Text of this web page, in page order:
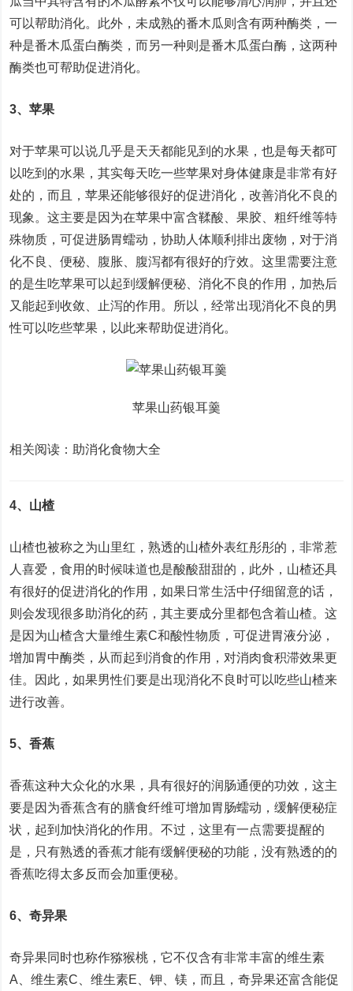
可以帮助消化。此外，未成熟的番木瓜则含有两种酶类，一
种是番木瓜蛋白酶类，而另一种则是番木瓜蛋白酶，这两种
酶类也可帮助促进消化。
3、苹果
对于苹果可以说几乎是天天都能见到的水果，也是每天都可
以吃到的水果，其实每天吃一些苹果对身体健康是非常有好
处的，而且，苹果还能够很好的促进消化，改善消化不良的
现象。这主要是因为在苹果中富含鞣酸、果胶、粗纤维等特
殊物质，可促进肠胃蠕动，协助人体顺利排出废物，对于消
化不良、便秘、腹胀、腹泻都有很好的疗效。这里需要注意
的是生吃苹果可以起到缓解便秘、消化不良的作用，加热后
又能起到收敛、止泻的作用。所以，经常出现消化不良的男
性可以吃些苹果，以此来帮助促进消化。
苹果山药银耳羹
相关阅读：助消化食物大全
4、山楂
山楂也被称之为山里红，熟透的山楂外表红彤彤的，非常惹
人喜爱，食用的时候味道也是酸酸甜甜的，此外，山楂还具
有很好的促进消化的作用，如果日常生活中仔细留意的话，
则会发现很多助消化的药，其主要成分里都包含着山楂。这
是因为山楂含大量维生素C和酸性物质，可促进胃液分泌，
增加胃中酶类，从而起到消食的作用，对消肉食积滞效果更
佳。因此，如果男性们要是出现消化不良时可以吃些山楂来
进行改善。
5、香蕉
香蕉这种大众化的水果，具有很好的润肠通便的功效，这主
要是因为香蕉含有的膳食纤维可增加胃肠蠕动，缓解便秘症
状，起到加快消化的作用。不过，这里有一点需要提醒的
是，只有熟透的香蕉才能有缓解便秘的功能，没有熟透的的
香蕉吃得太多反而会加重便秘。
6、奇异果
奇异果同时也称作猕猴桃，它不仅含有非常丰富的维生素
A、维生素C、维生素E、钾、镁，而且，奇异果还富含能促